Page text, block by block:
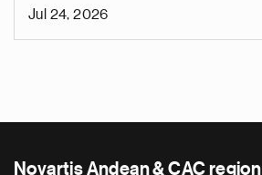
Jul 24, 2026
Novartis Andean & CAC region